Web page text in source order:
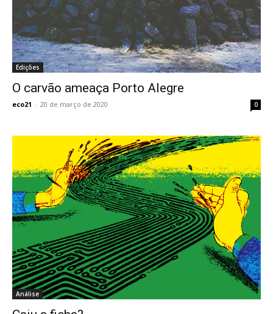
Edições
O carvão ameaça Porto Alegre
eco21 - 20 de março de 2020 0
Análise